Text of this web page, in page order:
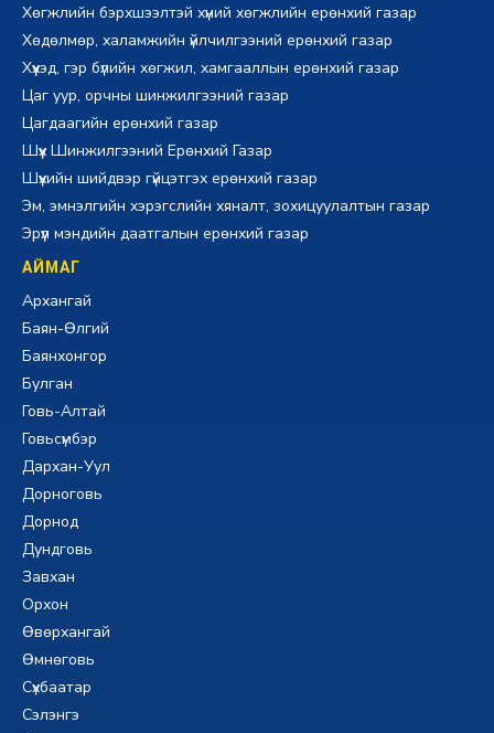
Хөгжлийн бэрхшээлтэй хүний хөгжлийн ерөнхий газар
Хөдөлмөр, халамжийн үйлчилгээний ерөнхий газар
Хүүхэд, гэр бүлийн хөгжил, хамгааллын ерөнхий газар
Цаг уур, орчны шинжилгээний газар
Цагдаагийн ерөнхий газар
Шүүх Шинжилгээний Ерөнхий Газар
Шүүхийн шийдвэр гүйцэтгэх ерөнхий газар
Эм, эмнэлгийн хэрэгслийн хяналт, зохицуулалтын газар
Эрүүл мэндийн даатгалын ерөнхий газар
АЙМАГ
Архангай
Баян-Өлгий
Баянхонгор
Булган
Говь-Алтай
Говьсүмбэр
Дархан-Уул
Дорноговь
Дорнод
Дундговь
Завхан
Орхон
Өвөрхангай
Өмнөговь
Сүхбаатар
Сэлэнгэ